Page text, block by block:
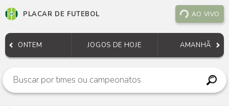
PLACAR DE FUTEBOL AO VIVO
ONTEM JOGOS DE HOJE AMANHÃ